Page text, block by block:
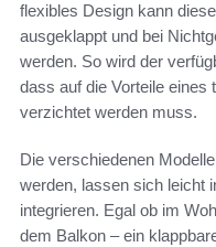
flexibles Design kann
ausgeklappt und bei
werden. So wird der
dass auf die Vorteile eines
verzichtet werden muss.
Die verschiedenen
werden, lassen sich leicht
integrieren. Egal ob im
dem Balkon – ein